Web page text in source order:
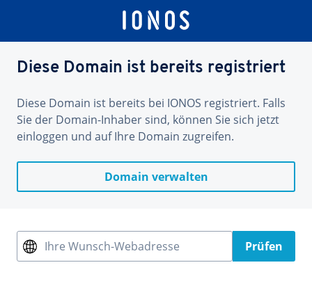
Diese Domain ist bereits registriert
Diese Domain ist bereits bei IONOS registriert. Falls
Sie der Domain-Inhaber sind, können Sie sich jetzt
einloggen und auf Ihre Domain zugreifen.
Domain verwalten
Ihre Wunsch-Webadresse Prüfen